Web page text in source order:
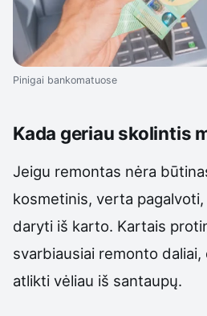
Pinigai bankomatuose
Kada geriau skolintis
Jeigu remontas nėra
kosmetinis, verta
daryti iš karto. Kartais
svarbiausiai remonto
atlikti vėliau iš santaupų.